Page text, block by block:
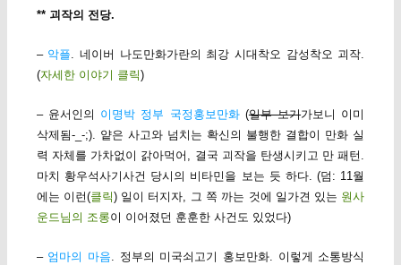
** 괴작의 전당.
– 악플. 네이버 나도만화가란의 최강 시대착오 감성착오 괴작.
(자세한 이야기 클릭)
– 윤서인의 이명박 정부 국정홍보만화(일부 보기가보니 이미
삭제됨-_-;). 얕은 사고와 넘치는 확신의 불행한 결합이 만화 실
력 자체를 가차없이 갉아먹어, 결국 괴작을 탄생시키고 만 패턴.
마치 황우석사기사건 당시의 비타민을 보는 듯 하다. (덤: 11월
에는 이런(클릭) 일이 터지자, 그 쪽 까는 것에 일가견 있는 원사
운드님의 조롱이 이어졌던 훈훈한 사건도 있었다)
– 엄마의 마음. 정부의 미국쇠고기 홍보만화. 이렇게 소통방식